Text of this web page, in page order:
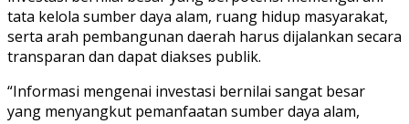
tata kelola sumber daya alam, ruang hidup masyarakat,
serta arah pembangunan daerah harus dijalankan secara
transparan dan dapat diakses publik.
“Informasi mengenai investasi bernilai sangat besar
yang menyangkut pemanfaatan sumber daya alam,